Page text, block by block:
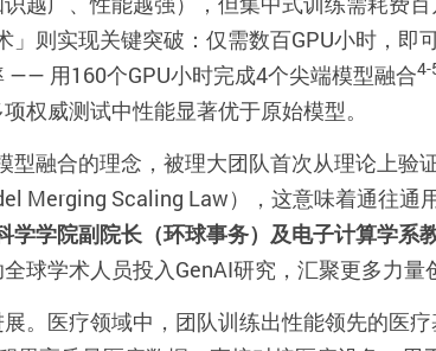
」则实现关键突破：仅需数百GPU小时，即
—— 用160个GPU小时完成4个尖端模型融合4-
权威测试中性能显著优于原始模型。
型融合的理念，被理大团队首次从理论上验
Merging Scaling Law），这意味着通往通
学学院副院长（环球事务）及电子计算学系
球学术人员投入GenAI研究，汇聚更多力量
。医疗领域中，团队训练出性能领先的医